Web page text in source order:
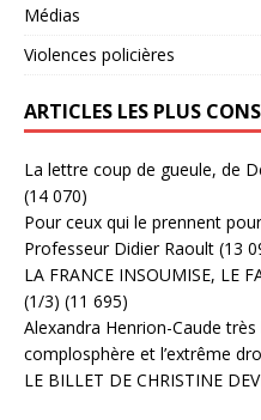
Médias
Violences policières
ARTICLES LES PLUS
La lettre coup de gueule, de
(14 070)
Pour ceux qui le prennent
Professeur Didier Raoult (13
LA FRANCE INSOUMISE, LE
(1/3) (11 695)
Alexandra Henrion-Caude
complosphère et l’extrême
LE BILLET DE CHRISTINE